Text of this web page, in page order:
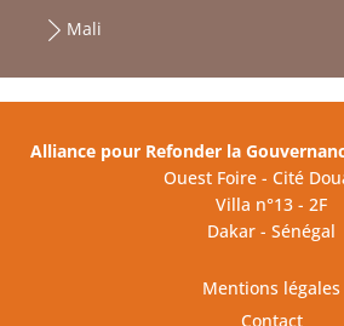
Mali
Alliance pour Refonder la
Ouest Foire - Cité
Villa n°13 - 2F
Dakar - Sénégal
Mentions légales
Contact